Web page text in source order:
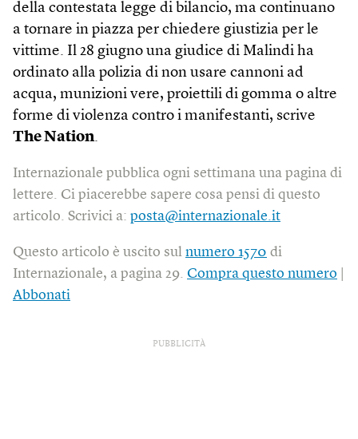
della contestata legge di bilancio, ma continuano
a tornare in piazza per chiedere giustizia per le
vittime. Il 28 giugno una giudice di Malindi ha
ordinato alla polizia di non usare cannoni ad
acqua, munizioni vere, proiettili di gomma o altre
forme di violenza contro i manifestanti, scrive
The Nation.
Internazionale pubblica ogni settimana una pagina di
lettere. Ci piacerebbe sapere cosa pensi di questo
articolo. Scrivici a: posta@internazionale.it
Questo articolo è uscito sul numero 1570 di
Internazionale, a pagina 29. Compra questo numero
Abbonati
PUBBLICITÀ